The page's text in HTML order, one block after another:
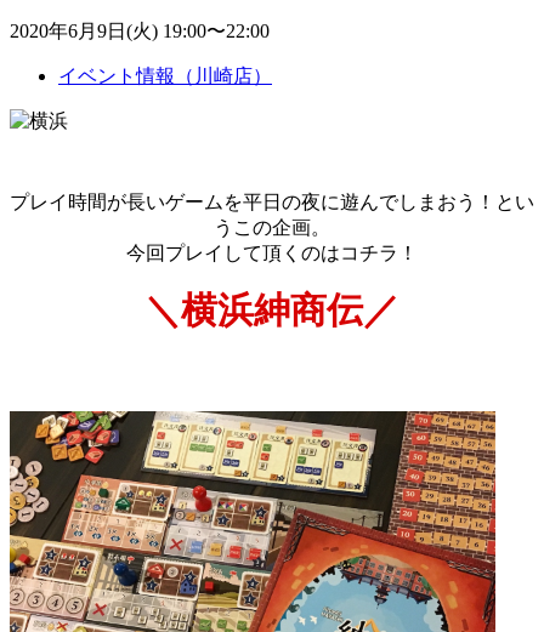
2020年6月9日(火) 19:00〜22:00
イベント情報（川崎店）
プレイ時間が長いゲームを平日の夜に遊んでしまおう！とい
うこの企画。
今回プレイして頂くのはコチラ！
＼横浜紳商伝／